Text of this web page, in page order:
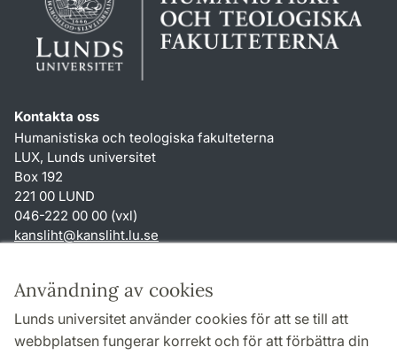
Användning av cookies
Lunds universitet använder cookies för att se till att
webbplatsen fungerar korrekt och för att förbättra din
Kontakta oss
Humanistiska och teologiska fakulteterna
LUX, Lunds universitet
Box 192
221 00 LUND
046-222 00 00 (vxl)
kansliht@kansliht.lu.se
Genvägar
Om webbplatsen och cookies
Behandling av personuppgifter